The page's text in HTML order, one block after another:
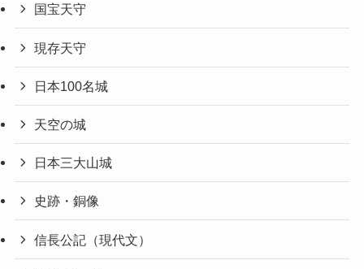
国宝天守
現存天守
日本100名城
天空の城
日本三大山城
史跡・銅像
信長公記（現代文）